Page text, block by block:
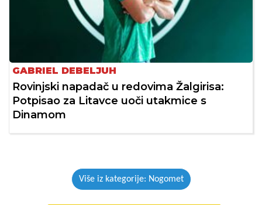
GABRIEL DEBELJUH
Rovinjski napadač u redovima Žalgirisa:
Potpisao za Litavce uoči utakmice s
Dinamom
Više iz kategorije: Nogomet